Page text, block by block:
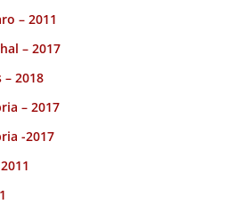
– 2011
– 2017
– 2018
– 2017
-2017